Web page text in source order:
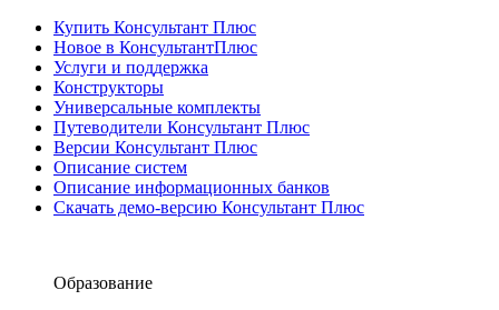
Купить Консультант Плюс
Новое в КонсультантПлюс
Услуги и поддержка
Конструкторы
Универсальные комплекты
Путеводители Консультант Плюс
Версии Консультант Плюс
Описание систем
Описание информационных банков
Скачать демо-версию Консультант Плюс
Образование